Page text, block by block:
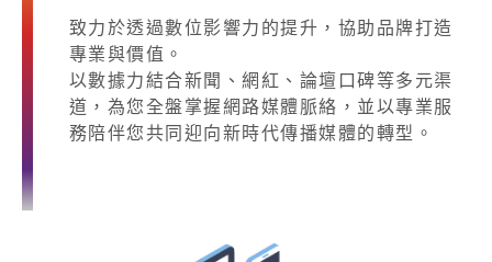
致力於透過數位影響力的提升，協助品牌打造
專業與價值。
以數據力結合新聞、網紅、論壇口碑等多元渠
道，為您全盤掌握網路媒體脈絡，並以專業服
務陪伴您共同迎向新時代傳播媒體的轉型。